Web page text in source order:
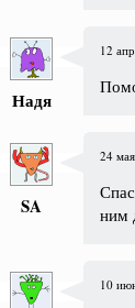
Надя
12
SA
24
ним
10